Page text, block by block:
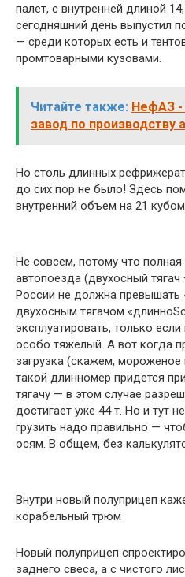
палет, с внутренней длиной
сегодняшний день выпустил
— среди которых есть и
промтоварными кузовами.
Читайте также: НефАЗ -
завод по производству
Но столь длинных
до сих пор не было! Здесь
внутренний объем на 21
Не совсем, потому что
автопоезда (двухосный тягач
России не должна превышать
двухосным тягачом
эксплуатировать, только
особо тяжелый. А вот когда
загрузка (скажем, мороженое
такой длинномер придется
тягачу — в этом случае
достигает уже 44 т. Но и тут
грузить надо правильно —
осям. В общем, без
Внутри новый полуприцеп
корабельный трюм
Новый полуприцеп
заднего свеса, а с чистого